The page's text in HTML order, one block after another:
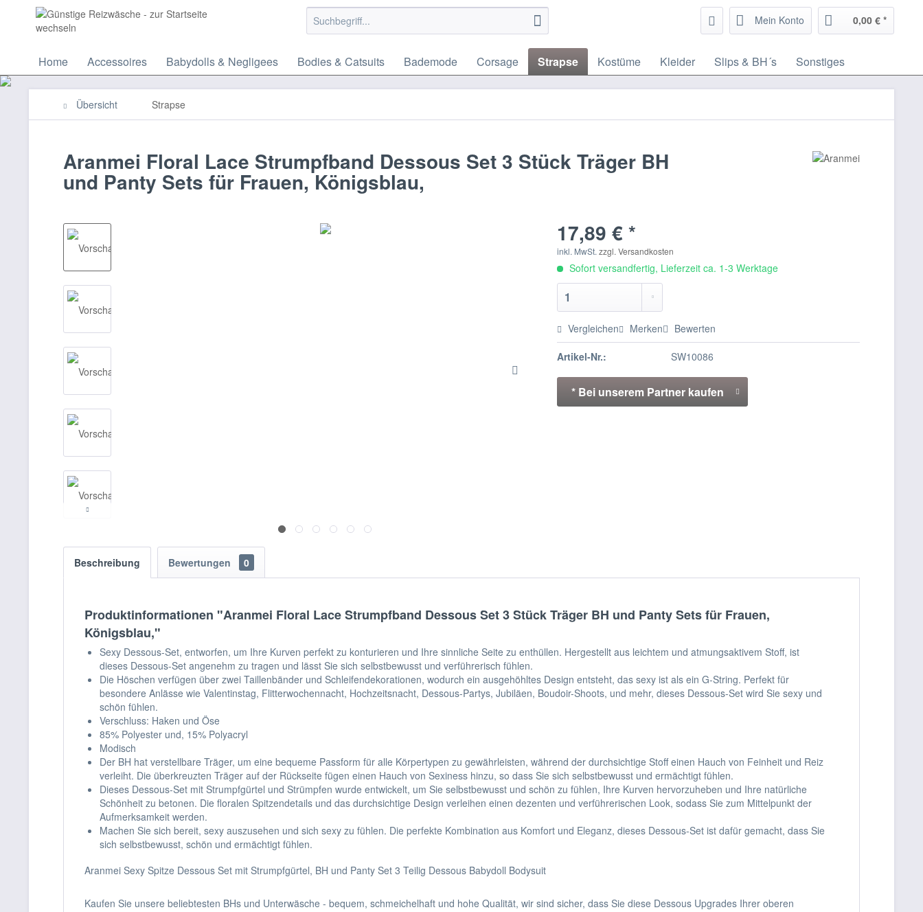
Mein Konto 0,00 € *
Home Accessoires Babydolls & Negligees Bodies & Catsuits Bademode Corsage Strapse Kostüme Kleider Slips & BH´s Sonstiges
Übersicht Strapse
Aranmei Floral Lace Strumpfband Dessous Set 3 Stück Träger BH
und Panty Sets für Frauen, Königsblau,
17,89 € *
inkl. MwSt.zzgl. Versandkosten
Sofort versandfertig, Lieferzeit ca. 1-3 Werktage
Vergleichen Merken Bewerten
Artikel-Nr.: SW10086
* Bei unserem Partner kaufen
Beschreibung Bewertungen 0
Produktinformationen "Aranmei Floral Lace Strumpfband Dessous Set 3 Stück Träger BH und Panty Sets für Frauen,
Königsblau,"
Sexy Dessous-Set, entworfen, um Ihre Kurven perfekt zu konturieren und Ihre sinnliche Seite zu enthüllen. Hergestellt aus leichtem und atmungsaktivem Stoff, ist
dieses Dessous-Set angenehm zu tragen und lässt Sie sich selbstbewusst und verführerisch fühlen.
Die Höschen verfügen über zwei Taillenbänder und Schleifendekorationen, wodurch ein ausgehöhltes Design entsteht, das sexy ist als ein G-String. Perfekt für
besondere Anlässe wie Valentinstag, Flitterwochennacht, Hochzeitsnacht, Dessous-Partys, Jubiläen, Boudoir-Shoots, und mehr, dieses Dessous-Set wird Sie sexy und
schön fühlen.
Verschluss: Haken und Öse
85% Polyester und, 15% Polyacryl
Modisch
Der BH hat verstellbare Träger, um eine bequeme Passform für alle Körpertypen zu gewährleisten, während der durchsichtige Stoff einen Hauch von Feinheit und Reiz
verleiht. Die überkreuzten Träger auf der Rückseite fügen einen Hauch von Sexiness hinzu, so dass Sie sich selbstbewusst und ermächtigt fühlen.
Dieses Dessous-Set mit Strumpfgürtel und Strümpfen wurde entwickelt, um Sie selbstbewusst und schön zu fühlen, Ihre Kurven hervorzuheben und Ihre natürliche
Schönheit zu betonen. Die floralen Spitzendetails und das durchsichtige Design verleihen einen dezenten und verführerischen Look, sodass Sie zum Mittelpunkt der
Aufmerksamkeit werden.
Machen Sie sich bereit, sexy auszusehen und sich sexy zu fühlen. Die perfekte Kombination aus Komfort und Eleganz, dieses Dessous-Set ist dafür gemacht, dass Sie
sich selbstbewusst, schön und ermächtigt fühlen.
Aranmei Sexy Spitze Dessous Set mit Strumpfgürtel, BH und Panty Set 3 Teilig Dessous Babydoll Bodysuit
Kaufen Sie unsere beliebtesten BHs und Unterwäsche - bequem, schmeichelhaft und hohe Qualität, wir sind sicher, dass Sie diese Dessous Upgrades Ihrer oberen